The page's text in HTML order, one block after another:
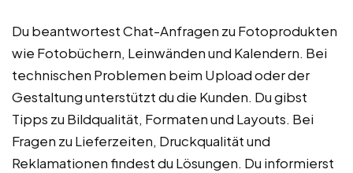
Du beantwortest Chat-Anfragen zu Fotoprodukten
wie Fotobüchern, Leinwänden und Kalendern. Bei
technischen Problemen beim Upload oder der
Gestaltung unterstützt du die Kunden. Du gibst
Tipps zu Bildqualität, Formaten und Layouts. Bei
Fragen zu Lieferzeiten, Druckqualität und
Reklamationen findest du Lösungen. Du informierst